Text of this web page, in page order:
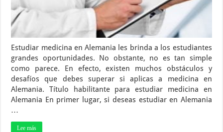
Estudiar medicina en Alemania les brinda a los estudiantes
grandes oportunidades. No obstante, no es tan simple
como parece. En efecto, existen muchos obstáculos y
desafíos que debes superar si aplicas a medicina en
Alemania. Título habilitante para estudiar medicina en
Alemania En primer lugar, si deseas estudiar en Alemania
…
Lee más